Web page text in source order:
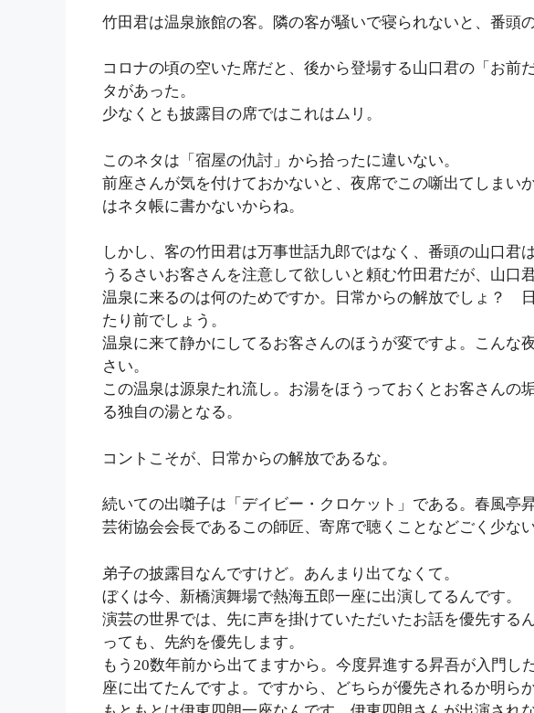
竹田君は温泉旅館の客。隣の客が騒いで寝られないと、番頭
コロナの頃の空いた席だと、後から登場する山口君の「お前
タがあった。
少なくとも披露目の席ではこれはムリ。
このネタは「宿屋の仇討」から拾ったに違いない。
前座さんが気を付けておかないと、夜席でこの噺出てしまい
はネタ帳に書かないからね。
しかし、客の竹田君は万事世話九郎ではなく、番頭の山口君
うるさいお客さんを注意して欲しいと頼む竹田君だが、山口
温泉に来るのは何のためですか。日常からの解放でしょ？
たり前でしょう。
温泉に来て静かにしてるお客さんのほうが変ですよ。こんな
さい。
この温泉は源泉たれ流し。お湯をほうっておくとお客さんの
る独自の湯となる。
コントこそが、日常からの解放であるな。
続いての出囃子は「デイビー・クロケット」である。春風亭昇
芸術協会会長であるこの師匠、寄席で聴くことなどごく少な
弟子の披露目なんですけど。あんまり出てなくて。
ぼくは今、新橋演舞場で熱海五郎一座に出演してるんです。
演芸の世界では、先に声を掛けていただいたお話を優先する
っても、先約を優先します。
もう20数年前から出てますから。今度昇進する昇吾が入門し
座に出てたんですよ。ですから、どちらが優先されるか明らか